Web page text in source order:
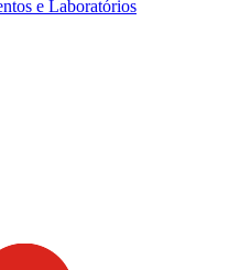
e Laboratórios